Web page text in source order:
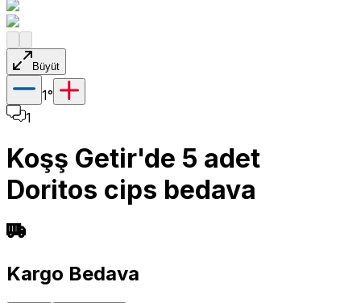
Büyüt
1°
1
Koşş Getir'de 5 adet
Doritos cips bedava
Kargo Bedava